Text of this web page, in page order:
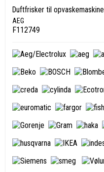
Duftfrisker til opvaskemaskine
AEG
F112749